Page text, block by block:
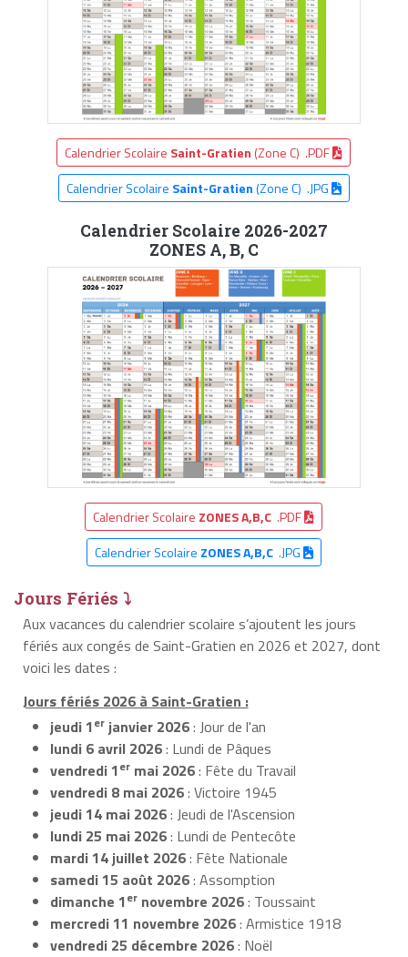
Calendrier Scolaire Saint-Gratien (Zone C) .PDF
Calendrier Scolaire Saint-Gratien(Zone C) .JPG
Calendrier Scolaire 2026-2027
ZONES A, B, C
Calendrier Scolaire ZONES A,B,C .PDF
Calendrier Scolaire ZONES A,B,C.JPG
Jours Fériés ⤵
Aux vacances du calendrier scolaire s’ajoutent les jours
fériés aux congés de Saint-Gratien en 2026 et 2027, dont
voici les dates :
Jours fériés 2026 à Saint-Gratien :
jeudi 1er janvier 2026: Jour de l'an
lundi 6 avril 2026: Lundi de Pâques
vendredi 1er mai 2026: Fête du Travail
vendredi 8 mai 2026: Victoire 1945
jeudi 14 mai 2026: Jeudi de l'Ascension
lundi 25 mai 2026: Lundi de Pentecôte
mardi 14 juillet 2026: Fête Nationale
samedi 15 août 2026: Assomption
dimanche 1er novembre 2026: Toussaint
mercredi 11 novembre 2026: Armistice 1918
vendredi 25 décembre 2026: Noël